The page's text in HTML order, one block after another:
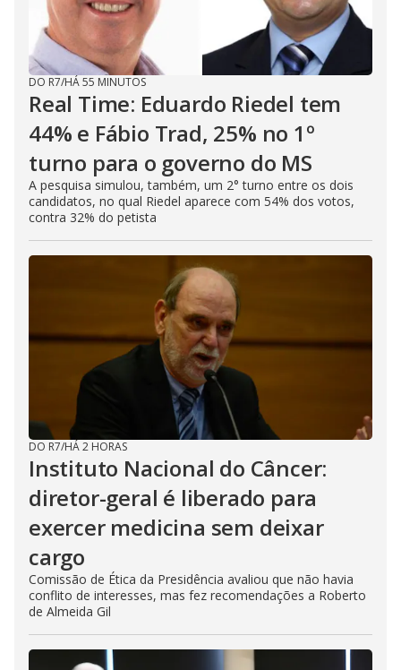
DO R7/HÁ 55 MINUTOS
Real Time: Eduardo Riedel tem
44% e Fábio Trad, 25% no 1º
turno para o governo do MS
A pesquisa simulou, também, um 2° turno entre os dois
candidatos, no qual Riedel aparece com 54% dos votos,
contra 32% do petista
DO R7/HÁ 2 HORAS
Instituto Nacional do Câncer:
diretor-geral é liberado para
exercer medicina sem deixar
cargo
Comissão de Ética da Presidência avaliou que não havia
conflito de interesses, mas fez recomendações a Roberto
de Almeida Gil